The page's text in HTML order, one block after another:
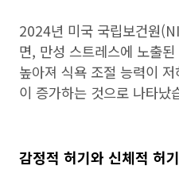
2024년 미국 국립보건원
면, 만성 스트레스에 노출
높아져 식욕 조절 능력이
이 증가하는 것으로 나타났
감정적 허기와 신체적 허